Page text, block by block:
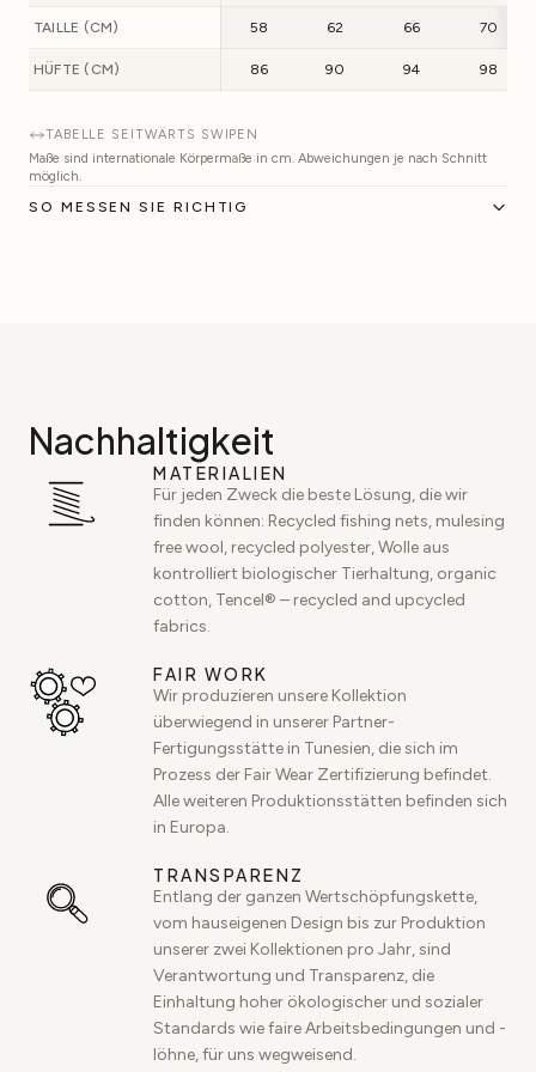
TAILLE (CM) 58 62 66 70
HÜFTE (CM) 86 90 94 98
TABELLE SEITWÄRTS SWIPEN
Maße sind internationale Körpermaße in cm. Abweichungen je nach Schnitt
möglich.
SO MESSEN SIE RICHTIG
Nachhaltigkeit
MATERIALIEN
Für jeden Zweck die beste Lösung, die wir
finden können: Recycled fishing nets, mulesing
free wool, recycled polyester, Wolle aus
kontrolliert biologischer Tierhaltung, organic
cotton, Tencel® – recycled and upcycled
fabrics.
FAIR WORK
Wir produzieren unsere Kollektion
überwiegend in unserer Partner-
Fertigungsstätte in Tunesien, die sich im
Prozess der Fair Wear Zertifizierung befindet.
Alle weiteren Produktionsstätten befinden sich
in Europa.
TRANSPARENZ
Entlang der ganzen Wertschöpfungskette,
vom hauseigenen Design bis zur Produktion
unserer zwei Kollektionen pro Jahr, sind
Verantwortung und Transparenz, die
Einhaltung hoher ökologischer und sozialer
Standards wie faire Arbeitsbedingungen und -
löhne, für uns wegweisend.